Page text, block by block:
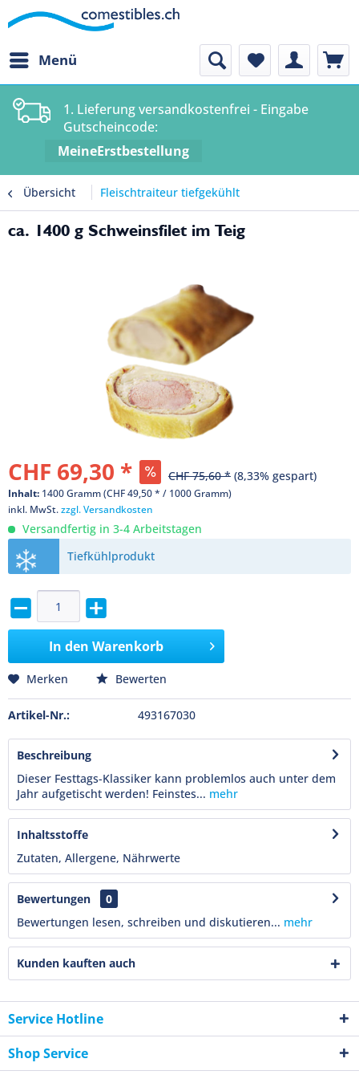
Menü
1. Lieferung versandkostenfrei - Eingabe
Gutscheincode:
MeineErstbestellung
Übersicht Fleischtraiteur tiefgekühlt
ca. 1400 g Schweinsfilet im Teig
CHF 69,30 * CHF 75,60 * (8,33% gespart)
Inhalt: 1400 Gramm (CHF 49,50 * / 1000 Gramm)
inkl. MwSt.zzgl. Versandkosten
Versandfertig in 3-4 Arbeitstagen
Tiefkühlprodukt
In den Warenkorb
Merken Bewerten
Artikel-Nr.: 493167030
Beschreibung
Dieser Festtags-Klassiker kann problemlos auch unter dem
Jahr aufgetischt werden! Feinstes... mehr
Inhaltsstoffe
Zutaten, Allergene, Nährwerte
Bewertungen
0
Bewertungen lesen, schreiben und diskutieren... mehr
Kunden kauften auch
Service Hotline
Shop Service